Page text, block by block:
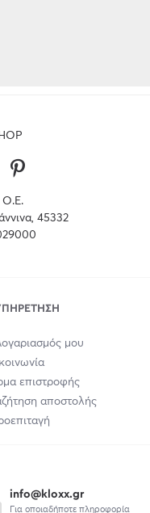
Ο.Ε.
45332
μου
επιστροφής
αποστολής
info@kloxx.gr
Για οποιαδήποτε πληροφορία